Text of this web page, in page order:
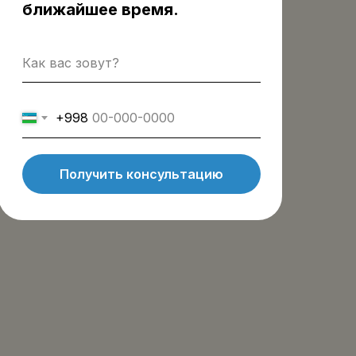
ближайшее время.
+998
Получить консультацию